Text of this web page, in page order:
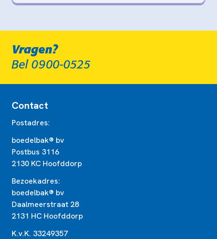
Vragen?
Bel 0900-0525
Contact
Postadres:
boedelbak® bv
Postbus 3116
2130 KC Hoofddorp
Bezoekadres:
boedelbak® bv
Daalmeerstraat 28
2131 HC Hoofddorp
K.v.K. 33249357